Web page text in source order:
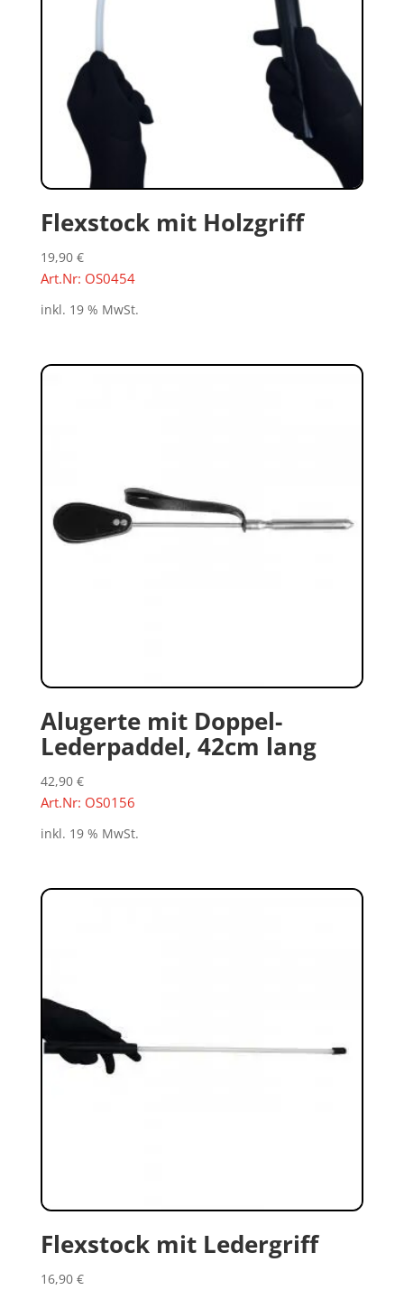
Flexstock mit Holzgriff
19,90 €
Art.Nr: OS0454
inkl. 19 % MwSt.
Alugerte mit Doppel-
Lederpaddel, 42cm lang
42,90 €
Art.Nr: OS0156
inkl. 19 % MwSt.
Flexstock mit Ledergriff
16,90 €